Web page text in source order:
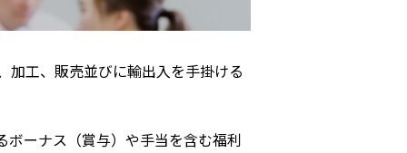
加工、販売並びに輸出入を手掛ける
ーナス（賞与）や手当を含む福利